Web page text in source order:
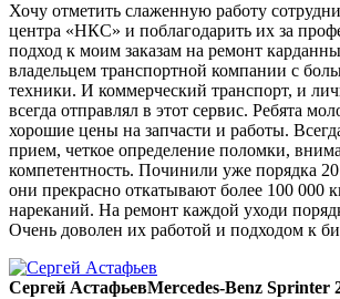
Хочу отметить слаженную работу
центра «НКС» и поблагодарить их за
подход к моим заказам на ремонт
владельцем транспортной компании с
техники. И коммерческий транспорт, и
всегда отправлял в этот сервис. Ребята
хорошие цены на запчасти и работы.
прием, четкое определение поломки,
компетентность. Починили уже порядка
они прекрасно откатывают более 100 000
нареканий. На ремонт каждой уходи
Очень доволен их работой и подходом к
Сергей АстафьевMercedes-Benz Sprinter